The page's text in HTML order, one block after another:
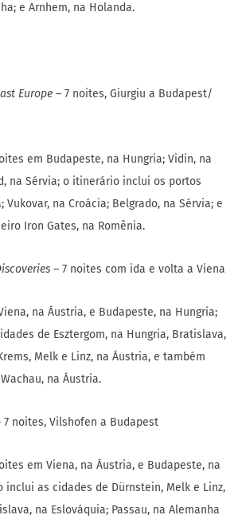
e Arnhem, na Holanda.
Europe – 7 noites, Giurgiu a Budapest/
em Budapeste, na Hungria; Vidin, na
na Sérvia; o itinerário inclui os portos
Vukovar, na Croácia; Belgrado, na Sérvia; e
Iron Gates, na Romênia.
– 7 noites com ida e volta a Viena
na Áustria, e Budapeste, na Hungria;
de Esztergom, na Hungria, Bratislava,
Melk e Linz, na Áustria, e também
na Áustria.
7 noites, Vilshofen a Budapest
em Viena, na Áustria, e Budapeste, na
inclui as cidades de Dürnstein, Melk e Linz,
na Eslováquia; Passau, na Alemanha